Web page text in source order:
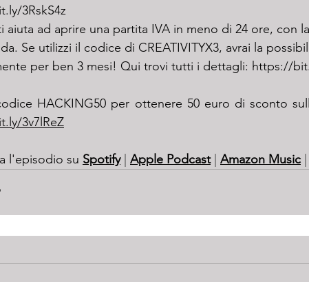
3RskS4z
aiuta ad aprire una partita IVA in meno di 24 ore, con
Se utilizzi il codice di CREATIVITYX3, avrai la
per ben 3 mesi! Qui trovi tutti i dettagli: https://
3v7lReZ
l'episodio su Spotify | Apple Podcast | Amazon Music